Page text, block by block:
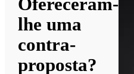
lhe uma
contra-
proposta?